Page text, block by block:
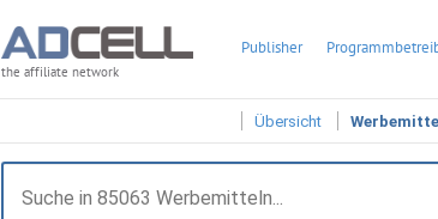
the affiliate network
Publisher
Übersicht Werbemittel